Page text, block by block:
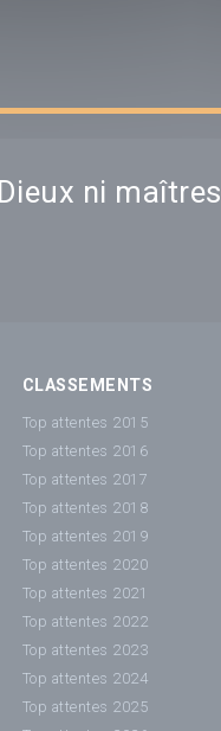
ni maîtres
CLASSEMENTS
Top attentes 2015
Top attentes 2016
Top attentes 2017
Top attentes 2018
Top attentes 2019
Top attentes 2020
Top attentes 2021
Top attentes 2022
Top attentes 2023
Top attentes 2024
Top attentes 2025